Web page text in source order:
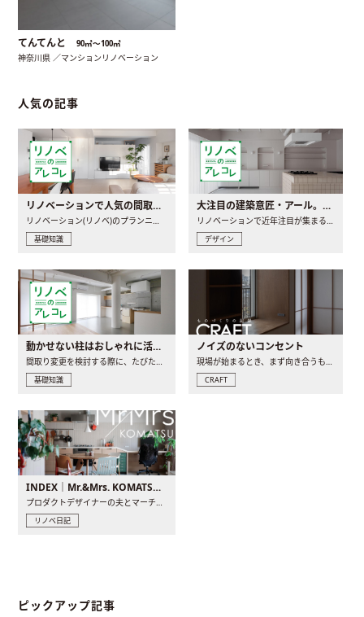
てんてんと 90㎡〜100㎡
神奈川県 ／マンションリノベーション
人気の記事
リノベーションで人気の間取りとは？トレンドの間取りと実例を徹底解説
リノベーション(リノベ)のプランニングで一番最初に決めるのは..
基礎知識
大注目の建築意匠・アール。人気の理由と空間に取り入れるポイント
リノベーションで近年注目が集まる建築意匠の一つであるアール..
デザイン
動かせない柱はおしゃれに活用！柱を魅せるリノベーション(リノベ)4選
間取り変更を検討する際に、たびたび皆さんの頭を悩ませる動か..
基礎知識
ノイズのないコンセント
現場が始まるとき、まず向き合うものの一つがコンセントです..
CRAFT
INDEX｜Mr.&Mrs. KOMATSU renovation diary
プロダクトデザイナーの夫とマーチャンダイザーの妻が、夫婦で..
リノベ日記
ピックアップ記事